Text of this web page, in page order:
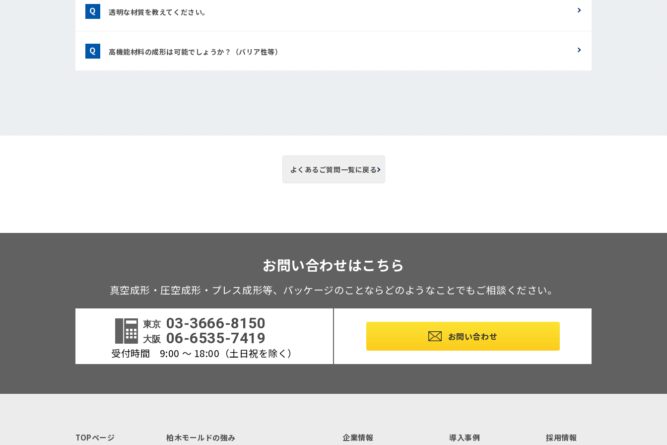
透明な材質を教えてください。
高機能材料の成形は可能でしょうか？（バリア性等）
よくあるご質問一覧に戻る
お問い合わせはこちら
真空成形・圧空成形・プレス成形等、 パッケージのことならどのようなことでもご相談ください。
東京 03-3666-8150
大阪 06-6535-7419
受付時間 9:00 ～ 18:00（土日祝を除く）
お問い合わせ
TOPページ 柏木モールドの強み 企業情報 導入事例 採用情報